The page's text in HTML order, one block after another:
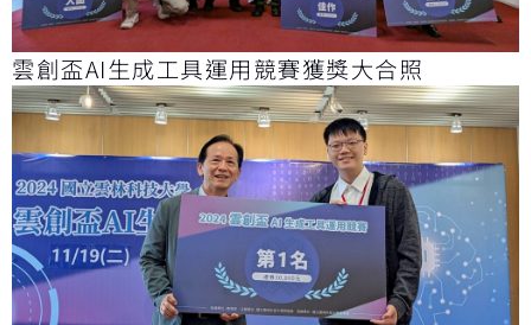
雲創盃AI生成工具運用競賽獲獎大合照